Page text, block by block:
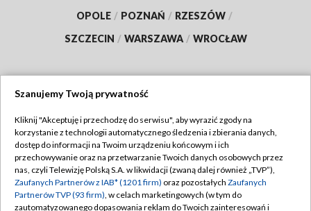
OPOLE / POZNAŃ / RZESZÓW /
SZCZECIN / WARSZAWA / WROCŁAW
TVP
Abonament TVP
Emisja w TVP
Centrum informacji TVP
Regulamin TVP
Polityka prywatności
Moje zgody
Szanujemy Twoją prywatność
Kliknij "Akceptuję i przechodzę do serwisu", aby wyrazić zgody na
korzystanie z technologii automatycznego śledzenia i zbierania danych,
dostęp do informacji na Twoim urządzeniu końcowym i ich
przechowywanie oraz na przetwarzanie Twoich danych osobowych przez
nas, czyli Telewizję Polską S.A. w likwidacji (zwaną dalej również „TVP”),
Zaufanych Partnerów z IAB* (1201 firm) oraz pozostałych Zaufanych
Partnerów TVP (93 firm), w celach marketingowych (w tym do
zautomatyzowanego dopasowania reklam do Twoich zainteresowań i